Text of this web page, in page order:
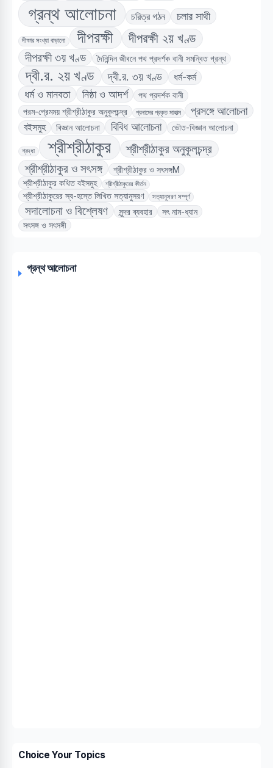
গ্রন্থ আলোচনা চরিত্র গঠন চলার সাথী
দীক্ষার সংখ্যা বাড়ানো দীপরক্ষী দীপরক্ষী ২য় খণ্ড
দীপরক্ষী ৩য় খণ্ড দৈনিন্দিন জীবনে পথ প্রদর্শক বানী সমন্বিত গ্রন্থ
দ্বী.র. ২য় খণ্ড দ্বী.র. ৩য় খণ্ড ধর্ম-কর্ম
ধর্ম ও মানবতা নিষ্ঠা ও আদর্শ
পথ প্রদর্শক বানী
পরম-প্রেমময় শ্রীশ্রীঠাকুর অনুকূলচন্দ্র
প্রনামের প্রকৃত মাহাত্ম প্রসঙ্গে আলোচনা
বইসমুহ বিজ্ঞান আলোচনা বিবিধ আলোচনা ভৌত-বিজ্ঞান আলোচনা
শ্রদ্ধা শ্রীশ্রীঠাকুর
শ্রীশ্রীঠাকুর অনুকূলচন্দ্র
শ্রীশ্রীঠাকুর ও সৎসঙ্গ
শ্রীশ্রীঠাকুর ও সৎসঙ্গM
শ্রীশ্রীঠাকুর কথিত বইসমুহ
শ্রীশ্রীঠাকুরের কীর্তন
শ্রীশ্রীঠাকুরের স্ব-হস্তে লিখিত সত্যানুসরণ সত্যানুসরণ সম্পূর্ণ
সদালোচনা ও বিশ্লেষণ সুন্দর ব্যবহার
সৎ নাম-ধ্যান
সৎসঙ্গ ও সৎসঙ্গী
গ্রন্থ আলোচনা
Choice Your Topics